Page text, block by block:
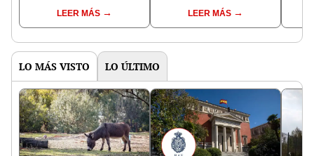
Trump a través de redes
sociales
LEER MÁS
acceder al beneficio
completo
LEER MÁS
LO MÁS VISTO LO ÚLTIMO